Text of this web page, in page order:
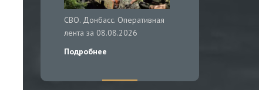
СВО. Донбасс. Оперативная
лента за 08.08.2026
Подробнее